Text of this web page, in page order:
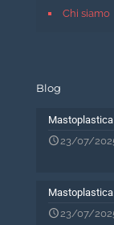
Chi siamo
Blog
Mastoplastica
23/07/
Mastoplastica
23/07/